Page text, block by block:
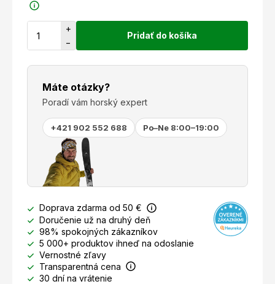
+
−
Pridať do košíka
Máte otázky?
Poradí vám horský expert
+421 902 552 688 Po–Ne 8:00–19:00
Doprava zdarma od 50 €
Doručenie už na druhý deň
98% spokojných zákazníkov
5 000+ produktov ihneď na odoslanie
Vernostné zľavy
Transparentná cena
30 dní na vrátenie